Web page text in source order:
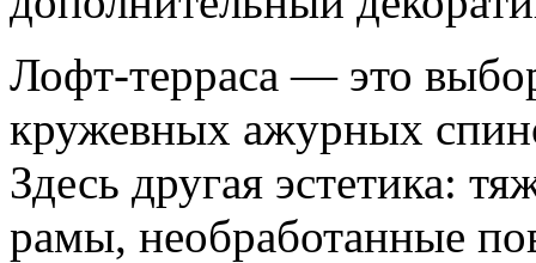
Лофт-терраса — это
кружевных ажурных
Здесь другая эстетика:
рамы, необработанные